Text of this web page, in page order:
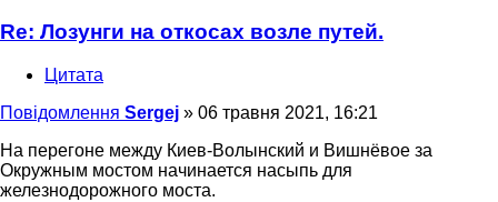
Re: Лозунги на откосах возле путей.
Цитата
Повідомлення Sergej » 06 травня 2021, 16:21
На перегоне между Киев-Волынский и Вишнёвое за
Окружным мостом начинается насыпь для
железнодорожного моста.